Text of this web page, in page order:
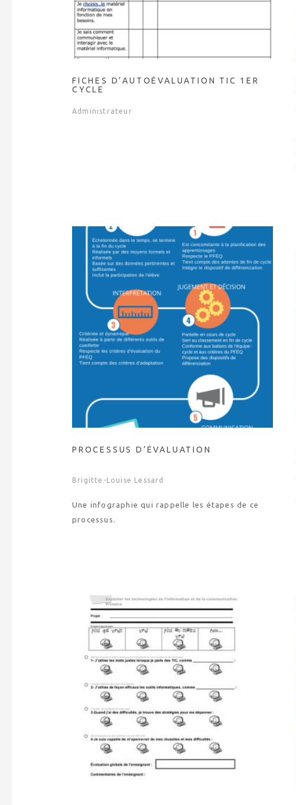
FICHES D’AUTOÉVALUATION TIC 1ER
CYCLE
Administrateur
PROCESSUS D’ÉVALUATION
Brigitte-Louise Lessard
Une infographie qui rappelle les étapes de ce
processus.